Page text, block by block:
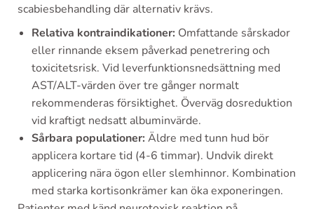
scabiesbehandling där alternativ krävs.
Relativa kontraindikationer: Omfattande sårskador
eller rinnande eksem påverkad penetrering och
toxicitetsrisk. Vid leverfunktionsnedsättning med
AST/ALT-värden över tre gånger normalt
rekommenderas försiktighet. Överväg dosreduktion
vid kraftigt nedsatt albuminvärde.
Sårbara populationer: Äldre med tunn hud bör
applicera kortare tid (4-6 timmar). Undvik direkt
applicering nära ögon eller slemhinnor. Kombination
med starka kortisonkrämer kan öka exponeringen.